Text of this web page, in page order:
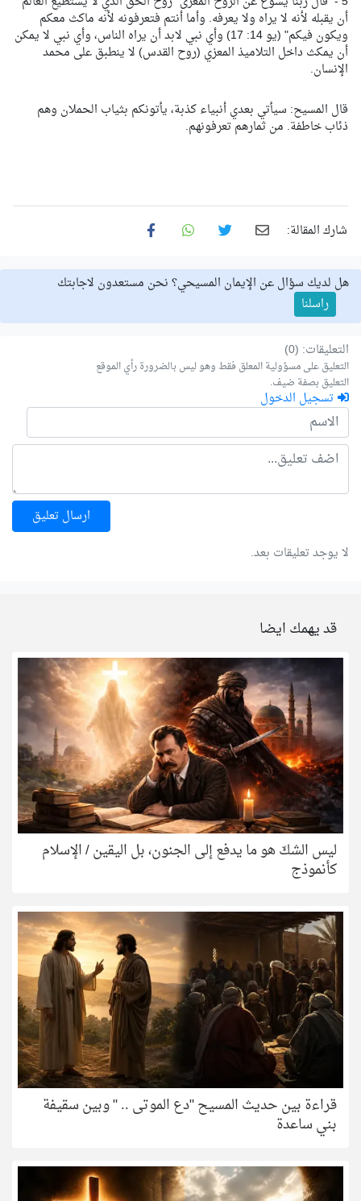
أن يقبله لأنه لا يراه ولا يعرفه. وأما أنتم فتعرفونه لأنه ماكث معكم
ويكون فيكم" (يو 14: 17) وأي نبي لابد أن يراه الناس، وأي نبي لا يمكن
أن يمكث داخل التلاميذ المعزي (روح القدس) لا ينطبق على محمد
الإنسان.
قال المسيح: سيأتي بعدي أنبياء كذبة، يأتونكم بثياب الحملان وهم
ذئاب خاطفة. من ثمارهم تعرفونهم.
شارك المقالة:
هل لديك سؤال عن الإيمان المسيحي؟ نحن مستعدون لاجابتك
راسلنا
التعليقات: (0)
التعليق على مسؤولية المعلق فقط وهو ليس بالضرورة رأي الموقع
التعليق بصفة ضيف.
تسجيل الدخول
ارسال تعليق
لا يوجد تعليقات بعد.
قد يهمك ايضا
ليس الشكّ هو ما يدفع إلى الجنون، بل اليقين / الإسلام
كأنموذج
قراءة بين حديث المسيح "دع الموتى .. " وبين سقيفة
بني ساعدة